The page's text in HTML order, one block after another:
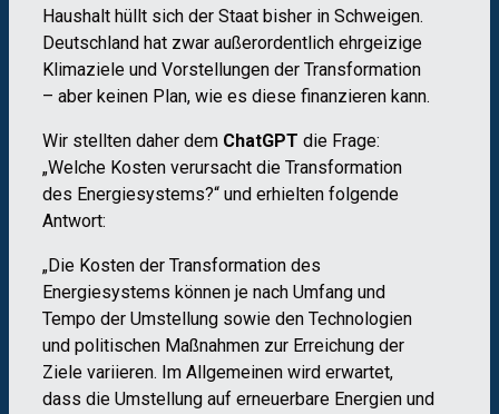
Haushalt hüllt sich der Staat bisher in Schweigen.
Deutschland hat zwar außerordentlich ehrgeizige
Klimaziele und Vorstellungen der Transformation
– aber keinen Plan, wie es diese finanzieren kann.
Wir stellten daher dem ChatGPT die Frage:
„Welche Kosten verursacht die Transformation
des Energiesystems?“ und erhielten folgende
Antwort:
„Die Kosten der Transformation des
Energiesystems können je nach Umfang und
Tempo der Umstellung sowie den Technologien
und politischen Maßnahmen zur Erreichung der
Ziele variieren. Im Allgemeinen wird erwartet,
dass die Umstellung auf erneuerbare Energien und